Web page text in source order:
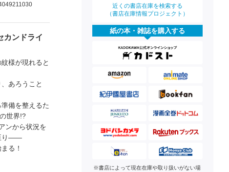
カンドライ
様が現れると
あろうこと
備を整えるた
世界!?
ンから状況を
り――
る！
近くの書店在庫を検索する
（書店在庫情報プロジェクト）
紙の本・雑誌を購入する
※書店によって現在在庫や取り扱いがない場